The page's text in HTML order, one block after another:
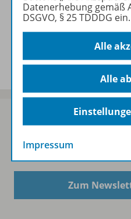
Sofort profitieren
Zum
Datenerhebung gemäß
DSGVO, § 25 TDDDG ein.
Alle
Alle
Impressum